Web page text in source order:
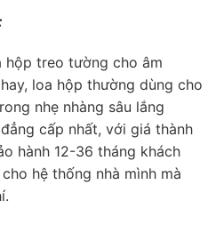
hộp treo tường cho âm
loa hộp thường dùng cho
nhẹ nhàng sâu lắng
cấp nhất, với giá thành
hành 12-36 tháng khách
hệ thống nhà mình mà